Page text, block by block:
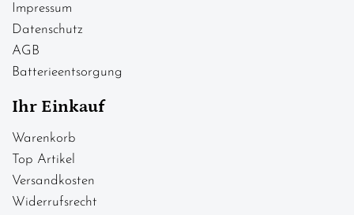
Impressum
Datenschutz
AGB
Batterieentsorgung
Ihr Einkauf
Warenkorb
Top Artikel
Versandkosten
Widerrufsrecht